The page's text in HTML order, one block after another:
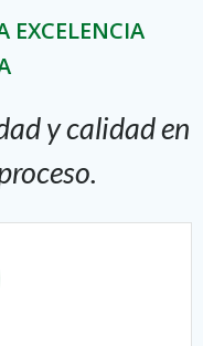
EXCELENCIA
y calidad en